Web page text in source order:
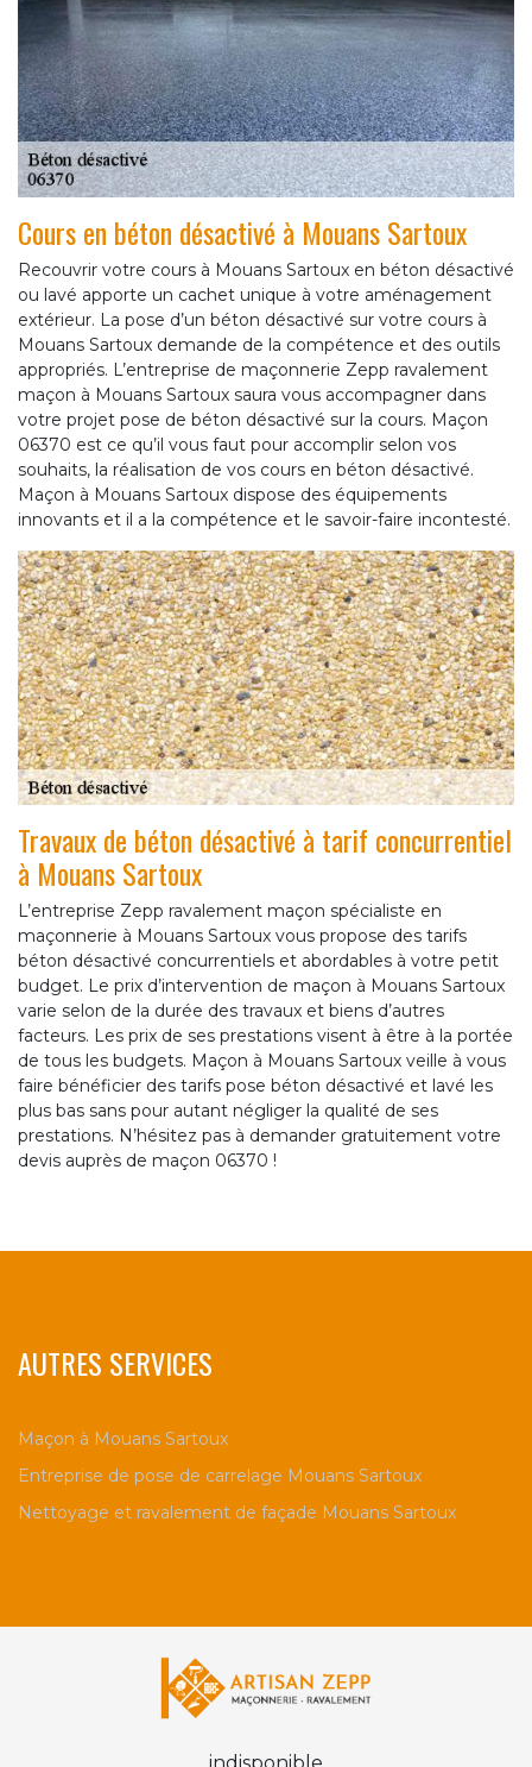
Cours en béton désactivé à Mouans Sartoux
Recouvrir votre cours à Mouans Sartoux en béton désactivé
ou lavé apporte un cachet unique à votre aménagement
extérieur. La pose d’un béton désactivé sur votre cours à
Mouans Sartoux demande de la compétence et des outils
appropriés. L’entreprise de maçonnerie Zepp ravalement
maçon à Mouans Sartoux saura vous accompagner dans
votre projet pose de béton désactivé sur la cours. Maçon
06370 est ce qu’il vous faut pour accomplir selon vos
souhaits, la réalisation de vos cours en béton désactivé.
Maçon à Mouans Sartoux dispose des équipements
innovants et il a la compétence et le savoir-faire incontesté.
Travaux de béton désactivé à tarif concurrentiel
à Mouans Sartoux
L’entreprise Zepp ravalement maçon spécialiste en
maçonnerie à Mouans Sartoux vous propose des tarifs
béton désactivé concurrentiels et abordables à votre petit
budget. Le prix d’intervention de maçon à Mouans Sartoux
varie selon de la durée des travaux et biens d’autres
facteurs. Les prix de ses prestations visent à être à la portée
de tous les budgets. Maçon à Mouans Sartoux veille à vous
faire bénéficier des tarifs pose béton désactivé et lavé les
plus bas sans pour autant négliger la qualité de ses
prestations. N’hésitez pas à demander gratuitement votre
devis auprès de maçon 06370 !
AUTRES SERVICES
Maçon à Mouans Sartoux
Entreprise de pose de carrelage Mouans Sartoux
Nettoyage et ravalement de façade Mouans Sartoux